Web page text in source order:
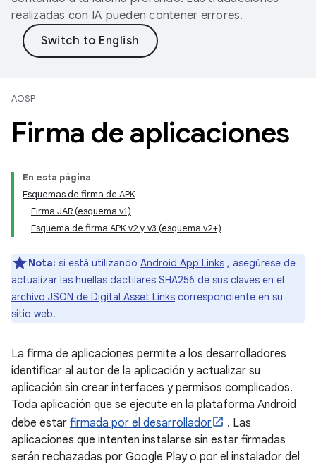
realizadas con IA pueden contener errores.
AOSP
Firma de aplicaciones
En esta página
Esquemas de firma de APK
Firma JAR (esquema v1)
Esquema de firma APK v2 y v3 (esquema v2+)
Nota: si está utilizando Android App Links , asegúrese de
actualizar las huellas dactilares SHA256 de sus claves en el
archivo JSON de Digital Asset Links correspondiente en su
sitio web.
La firma de aplicaciones permite a los desarrolladores
identificar al autor de la aplicación y actualizar su
aplicación sin crear interfaces y permisos complicados.
Toda aplicación que se ejecute en la plataforma Android
debe estar firmada por el desarrollador
. Las
aplicaciones que intenten instalarse sin estar firmadas
serán rechazadas por Google Play o por el instalador del